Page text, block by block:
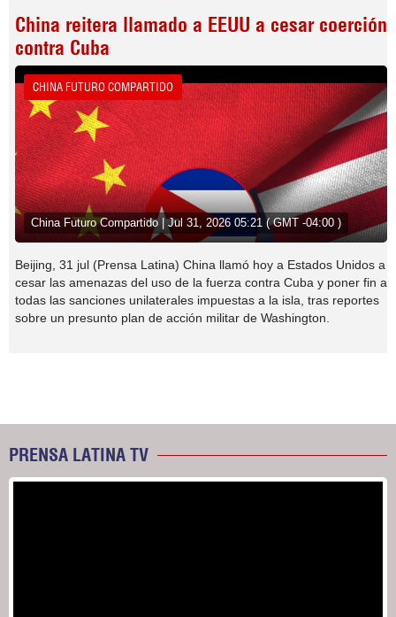
China reitera llamado a EEUU a cesar coerción
contra Cuba
CHINA FUTURO COMPARTIDO
China Futuro Compartido | Jul 31, 2026 05:21 ( GMT -04:00 )
Beijing, 31 jul (Prensa Latina) China llamó hoy a Estados Unidos a
cesar las amenazas del uso de la fuerza contra Cuba y poner fin a
todas las sanciones unilaterales impuestas a la isla, tras reportes
sobre un presunto plan de acción militar de Washington.
PRENSA LATINA TV